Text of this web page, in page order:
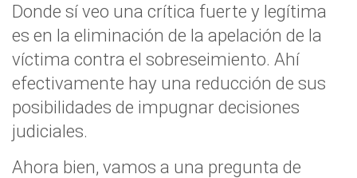
Donde sí veo una crítica fuerte y legítima
es en la eliminación de la apelación de la
víctima contra el sobreseimiento. Ahí
efectivamente hay una reducción de sus
posibilidades de impugnar decisiones
judiciales.
Ahora bien, vamos a una pregunta de